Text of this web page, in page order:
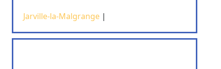
Jarville-la-Malgrange |